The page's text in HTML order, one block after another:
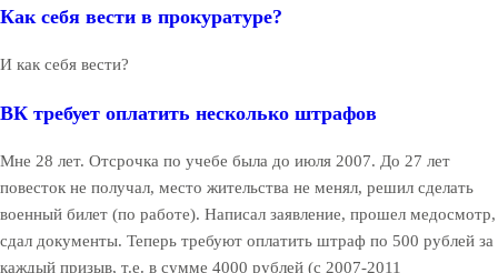
Как себя вести в прокуратуре?
И как себя вести?
ВК требует оплатить несколько штрафов
Мне 28 лет. Отсрочка по учебе была до июля 2007. До 27 лет
повесток не получал, место жительства не менял, решил сделать
военный билет (по работе). Написал заявление, прошел медосмотр,
сдал документы. Теперь требуют оплатить штраф по 500 рублей за
каждый призыв, т.е. в сумме 4000 рублей (с 2007-2011